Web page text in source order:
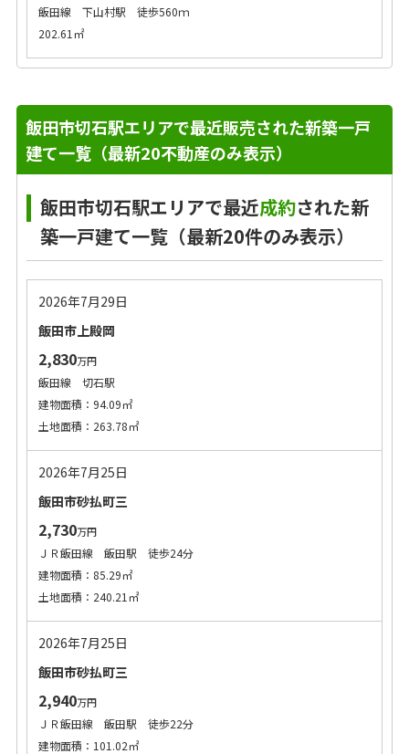
飯田線 下山村駅 徒歩560ｍ
202.61㎡
飯田市切石駅エリアで最近販売された新築一戸
建て一覧（最新20不動産のみ表示）
飯田市切石駅エリアで最近成約された新
築一戸建て一覧（最新20件のみ表示）
2026年7月29日
飯田市上殿岡
2,830万円
飯田線 切石駅
建物面積：94.09㎡
土地面積：263.78㎡
2026年7月25日
飯田市砂払町三
2,730万円
ＪＲ飯田線 飯田駅 徒歩24分
建物面積：85.29㎡
土地面積：240.21㎡
2026年7月25日
飯田市砂払町三
2,940万円
ＪＲ飯田線 飯田駅 徒歩22分
建物面積：101.02㎡